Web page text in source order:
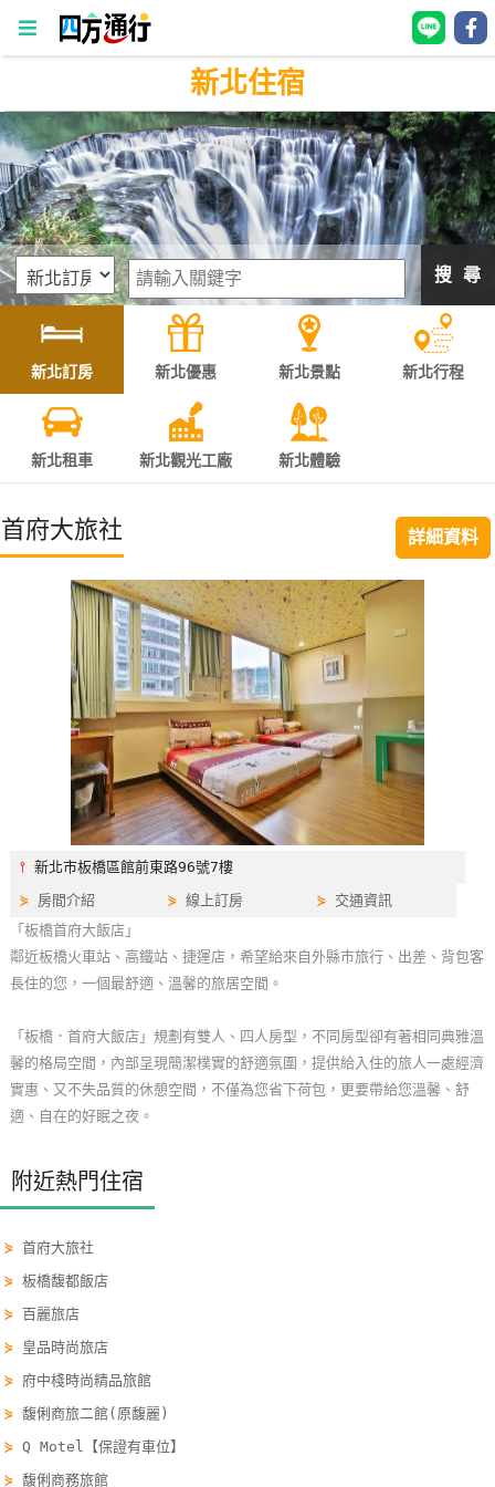
四
方
通
行
訂
房
灣
訂
房
直接跟飯店訂房HOT
特
紅
你
玩
樂
地
圖
客
顧
滿
意
度
新北住宿
搜 尋
新北訂房 新北優惠 新北景點 新北行程
新北租車 新北觀光工廠 新北體驗
首府大旅社 詳細資料
⫯新北市板橋區館前東路96號7樓
⋟ 房間介紹 ⋟線上訂房 ⋟ 交通資訊
「板橋首府大飯店」
鄰近板橋火車站、高鐵站、捷運店，希望給來自外縣市旅行、出差、背包客
長住的您，一個最舒適、溫馨的旅居空間。
「板橋．首府大飯店」規劃有雙人、四人房型，不同房型卻有著相同典雅溫
馨的格局空間，內部呈現簡潔樸實的舒適氛圍，提供給入住的旅人一處經濟
實惠、又不失品質的休憩空間，不僅為您省下荷包，更要帶給您溫馨、舒
適、自在的好眠之夜。
附近熱門住宿
⋟首府大旅社
⋟板橋馥都飯店
⋟百麗旅店
⋟ 皇品時尚旅店
⋟ 府中棧時尚精品旅館
⋟馥俐商旅二館(原馥麗)
⋟Q Motel【保證有車位】
⋟馥俐商務旅館